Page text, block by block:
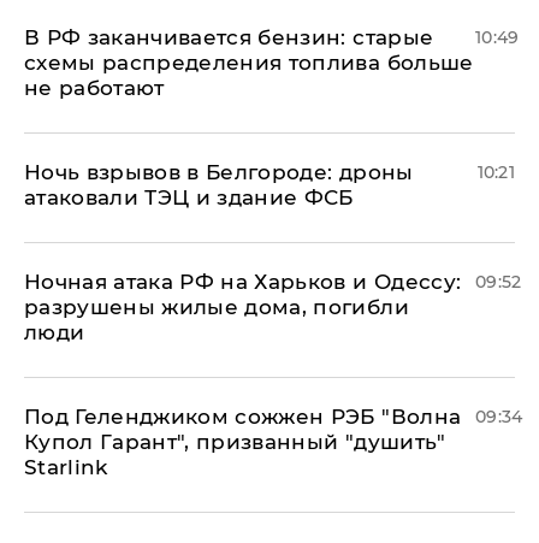
​В РФ заканчивается бензин: старые
схемы распределения топлива больше
не работают
10:49
​Ночь взрывов в Белгороде: дроны
атаковали ТЭЦ и здание ФСБ
10:21
​Ночная атака РФ на Харьков и Одессу:
разрушены жилые дома, погибли
люди
09:52
Под Геленджиком сожжен РЭБ "Волна
Купол Гарант", призванный "душить"
Starlink
09:34